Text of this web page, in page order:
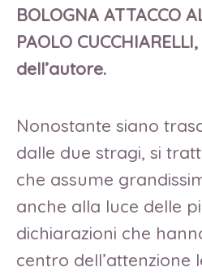
BOLOGNA ATTACCO
PAOLO
dell’autore.
Nonostante siano
dalle due stragi, si
che assume
anche alla luce delle
dichiarazioni che
centro dell’attenzione